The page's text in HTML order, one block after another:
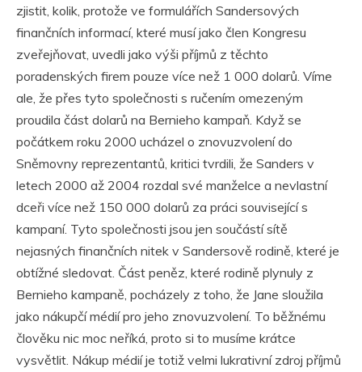
zjistit, kolik, protože ve formulářích Sandersových
finančních informací, které musí jako člen Kongresu
zveřejňovat, uvedli jako výši příjmů z těchto
poradenských firem pouze více než 1 000 dolarů. Víme
ale, že přes tyto společnosti s ručením omezeným
proudila část dolarů na Bernieho kampaň. Když se
počátkem roku 2000 ucházel o znovuzvolení do
Sněmovny reprezentantů, kritici tvrdili, že Sanders v
letech 2000 až 2004 rozdal své manželce a nevlastní
dceři více než 150 000 dolarů za práci související s
kampaní. Tyto společnosti jsou jen součástí sítě
nejasných finančních nitek v Sandersově rodině, které je
obtížné sledovat. Část peněz, které rodině plynuly z
Bernieho kampaně, pocházely z toho, že Jane sloužila
jako nákupčí médií pro jeho znovuzvolení. To běžnému
člověku nic moc neříká, proto si to musíme krátce
vysvětlit. Nákup médií je totiž velmi lukrativní zdroj příjmů